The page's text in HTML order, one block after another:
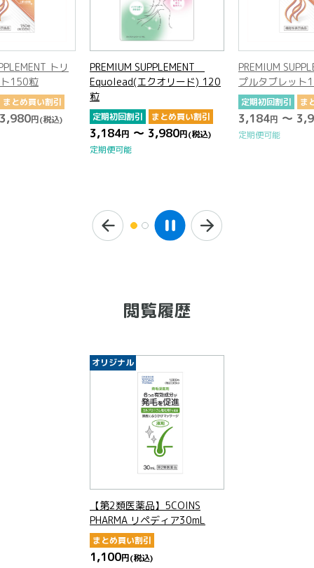
トリ
150粒
まとめ買い割引
円(税込)
PREMIUM SUPPLEMENT
Equolead(エクオリード) 120
粒
定期初回割引 まとめ買い割引
3,184円 ～ 3,980円(税込)
定期便可能
PREMIUM
プルタブレット
定期初回割引 ま
3,184円 ～
定期便可能
閲覧履歴
オリジナル
【第2類医薬品】5COINS
PHARMA リペディア30mL
まとめ買い割引
1,100円(税込)